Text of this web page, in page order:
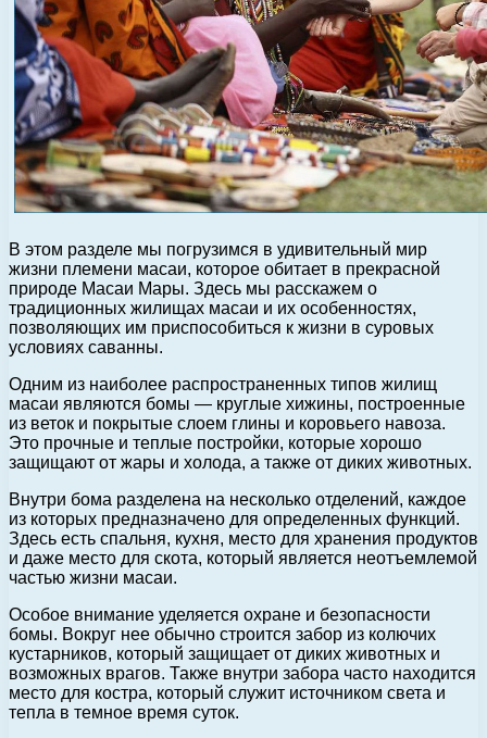
В этом разделе мы погрузимся в удивительный мир
жизни племени масаи, которое обитает в прекрасной
природе Масаи Мары. Здесь мы расскажем о
традиционных жилищах масаи и их особенностях,
позволяющих им приспособиться к жизни в суровых
условиях саванны.
Одним из наиболее распространенных типов жилищ
масаи являются бомы — круглые хижины, построенные
из веток и покрытые слоем глины и коровьего навоза.
Это прочные и теплые постройки, которые хорошо
защищают от жары и холода, а также от диких животных.
Внутри бома разделена на несколько отделений, каждое
из которых предназначено для определенных функций.
Здесь есть спальня, кухня, место для хранения продуктов
и даже место для скота, который является неотъемлемой
частью жизни масаи.
Особое внимание уделяется охране и безопасности
бомы. Вокруг нее обычно строится забор из колючих
кустарников, который защищает от диких животных и
возможных врагов. Также внутри забора часто находится
место для костра, который служит источником света и
тепла в темное время суток.